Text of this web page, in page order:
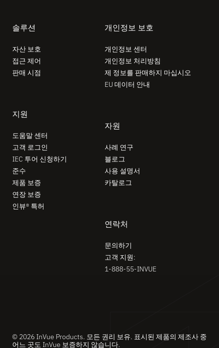
솔루션
자산 보호
접근 제어
판매 시점
지원
도움말 센터
고객 로그인
IEC 투어 신청하기
준수
제품 보증
연장 보증
인뷰® 특허
개인정보 보호
개인정보 센터
개인정보 처리방침
제 정보를 판매하지 마십시오
EU 데이터 안내
자원
사례 연구
블로그
사용 설명서
카탈로그
연락처
문의하기
고객 지원:
1-888-55-INVUE
© 2026 InVue Products. 모든 권리 보유. 표시된 제품의 제조사 중
어느 곳도 InVue 보증하지 않습니다.